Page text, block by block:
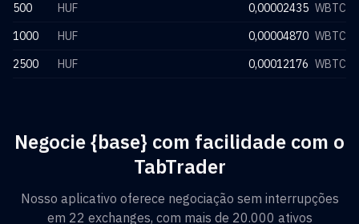
500
HUF 0,00002435 WBTC
1000
HUF 0,00004870 WBTC
2500
HUF 0,00012176 WBTC
Negocie {base} com facilidade com o
TabTrader
Nosso aplicativo oferece negociação sem interrupções
em 22 exchanges, com mais de 20.000 ativos